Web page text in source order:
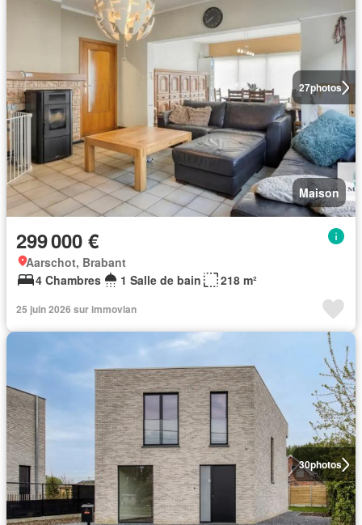
27photos
Maison
299 000 €
Aarschot, Brabant
4 Chambres
1 Salle de bain 218 m²
25 juin 2026 sur immovlan
30photos